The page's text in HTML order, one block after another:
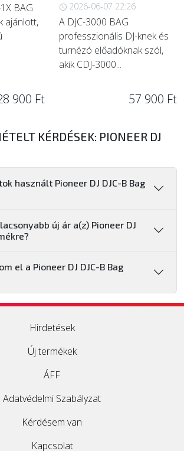
BAG
ajánlott,
900 Ft
2026-06-07 22:26
A DJC-3000 BAG
professzionális DJ-knek és
turnézó előadóknak szól,
akik CDJ-3000...
57 900 Ft
KÉRDÉSEK: PIONEER DJ
használt Pioneer DJ DJC-B Bag
új ár a(z) Pioneer DJ
el a Pioneer DJ DJC-B Bag
Hirdetések
Új termékek
ÁFF
Adatvédelmi Szabályzat
Kérdésem van
Kapcsolat